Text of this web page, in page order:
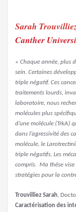
Sarah
Canther
« Chaque année, plus
sein. Certaines
triple négatif. Ces
traitements lourds,
laboratoire, nous
molécules plus
d’une molécule (TrkA)
dans l’agressivité des
molécule, le
triple négatifs. Les
compris. Ma thèse vise
stratégies pour la
Trouvilliez Sarah,
Caractérisation des